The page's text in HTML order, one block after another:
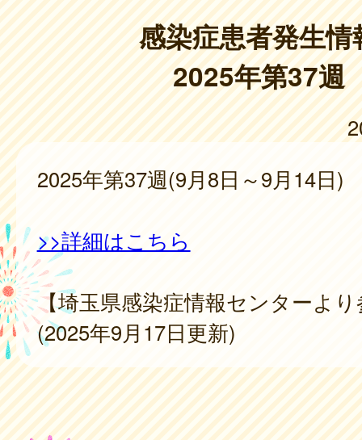
感染症患者発生情
2025年第37週
2025年第37週(9月8日～9月14日)
>>詳細はこちら
【埼玉県感染症情報センターより
(2025年9月17日更新)